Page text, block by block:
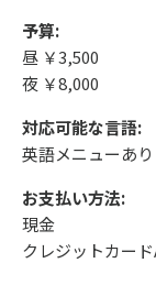
予算:
昼 ￥3,500
夜 ￥8,000
対応可能な言語:
英語メニューあり
お支払い方法:
現金
クレジットカー